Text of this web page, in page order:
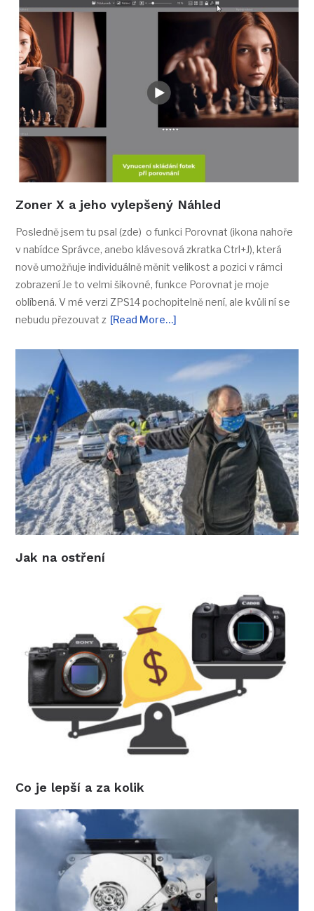
Zoner X a jeho vylepšený Náhled
Posledně jsem tu psal (zde) o funkci Porovnat (ikona nahoře
v nabídce Správce, anebo klávesová zkratka Ctrl+J), která
nově umožňuje individuálně měnit velikost a pozici v rámci
zobrazení Je to velmi šikovné, funkce Porovnat je moje
oblíbená. V mé verzi ZPS14 pochopitelně není, ale kvůli ní se
nebudu přezouvat z [Read More…]
Jak na ostření
Co je lepší a za kolik